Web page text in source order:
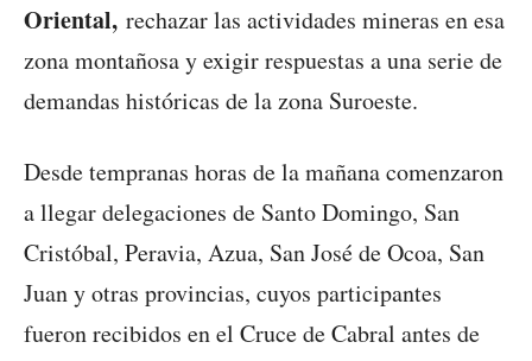
Oriental, rechazar las actividades mineras en esa
zona montañosa y exigir respuestas a una serie de
demandas históricas de la zona Suroeste.
Desde tempranas horas de la mañana comenzaron
a llegar delegaciones de Santo Domingo, San
Cristóbal, Peravia, Azua, San José de Ocoa, San
Juan y otras provincias, cuyos participantes
fueron recibidos en el Cruce de Cabral antes de